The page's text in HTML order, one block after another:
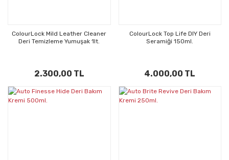
ColourLock Mild Leather Cleaner
Deri Temizleme Yumuşak 1lt.
2.300,00 TL
ColourLock Top Life DIY Deri
Seramiği 150ml.
4.000,00 TL